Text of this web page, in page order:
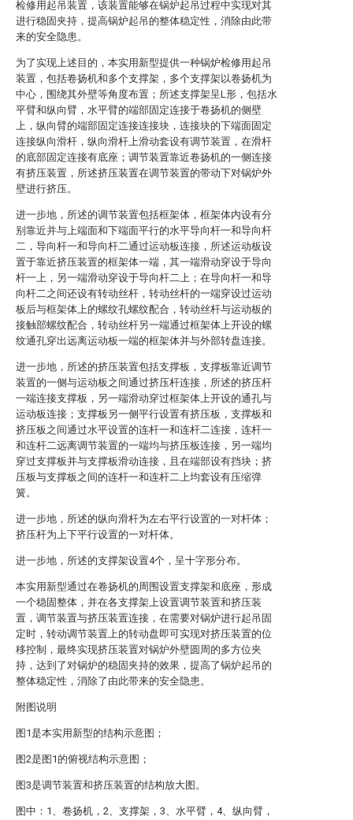
检修用起吊装置，该装置能够在锅炉起吊过程中实现对其
进行稳固夹持，提高锅炉起吊的整体稳定性，消除由此带
来的安全隐患。
为了实现上述目的，本实用新型提供一种锅炉检修用起吊
装置，包括卷扬机和多个支撑架，多个支撑架以卷扬机为
中心，围绕其外壁等角度布置；所述支撑架呈L形，包括水
平臂和纵向臂，水平臂的端部固定连接于卷扬机的侧壁
上，纵向臂的端部固定连接连接块，连接块的下端面固定
连接纵向滑杆，纵向滑杆上滑动套设有调节装置，在滑杆
的底部固定连接有底座；调节装置靠近卷扬机的一侧连接
有挤压装置，所述挤压装置在调节装置的带动下对锅炉外
壁进行挤压。
进一步地，所述的调节装置包括框架体，框架体内设有分
别靠近并与上端面和下端面平行的水平导向杆一和导向杆
二，导向杆一和导向杆二通过运动板连接，所述运动板设
置于靠近挤压装置的框架体一端，其一端滑动穿设于导向
杆一上，另一端滑动穿设于导向杆二上；在导向杆一和导
向杆二之间还设有转动丝杆，转动丝杆的一端穿设过运动
板后与框架体上的螺纹孔螺纹配合，转动丝杆与运动板的
接触部螺纹配合，转动丝杆另一端通过框架体上开设的螺
纹通孔穿出远离运动板一端的框架体并与外部转盘连接。
进一步地，所述的挤压装置包括支撑板，支撑板靠近调节
装置的一侧与运动板之间通过挤压杆连接，所述的挤压杆
一端连接支撑板，另一端滑动穿过框架体上开设的通孔与
运动板连接；支撑板另一侧平行设置有挤压板，支撑板和
挤压板之间通过水平设置的连杆一和连杆二连接，连杆一
和连杆二远离调节装置的一端均与挤压板连接，另一端均
穿过支撑板并与支撑板滑动连接，且在端部设有挡块；挤
压板与支撑板之间的连杆一和连杆二上均套设有压缩弹
簧。
进一步地，所述的纵向滑杆为左右平行设置的一对杆体；
挤压杆为上下平行设置的一对杆体。
进一步地，所述的支撑架设置4个，呈十字形分布。
本实用新型通过在卷扬机的周围设置支撑架和底座，形成
一个稳固整体，并在各支撑架上设置调节装置和挤压装
置，调节装置与挤压装置连接，在需要对锅炉进行起吊固
定时，转动调节装置上的转动盘即可实现对挤压装置的位
移控制，最终实现挤压装置对锅炉外壁圆周的多方位夹
持，达到了对锅炉的稳固夹持的效果，提高了锅炉起吊的
整体稳定性，消除了由此带来的安全隐患。
附图说明
图1是本实用新型的结构示意图；
图2是图1的俯视结构示意图；
图3是调节装置和挤压装置的结构放大图。
图中：1、卷扬机，2、支撑架，3、水平臂，4、纵向臂，